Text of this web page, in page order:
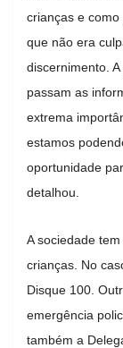
crianças e
que não era
discernimento.
passam as
extrema
estamos
oportunidade
detalhou.
A sociedade
crianças. No
Disque 100.
emergência
também a